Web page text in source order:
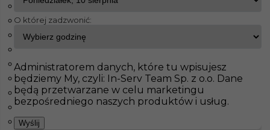
InServ Oferty pracy
Pokaż filtr
Fürstenfeldbruck
Bad Schmiedeberg
Jahnatal
Ecklak
Brieselang
Langerringen
Maintal
Haiterbach
O której zadzwonić:
Administratorem danych, które tu wpisujesz
będziemy My, czyli: In-Serv Team Sp. z o.o. Dane
będą przetwarzane w celu marketingu
bezpośredniego naszych produktów i usług.
Wyślij